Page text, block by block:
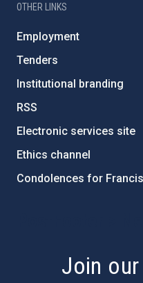
OTHER LINKS
Employment
Tenders
Institutional branding
RSS
Electronic services site
Ethics channel
Condolences for
Join